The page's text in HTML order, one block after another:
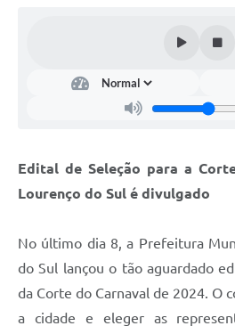
Edital de Seleção para a
Lourenço do Sul é divulgado
No último dia 8, a Prefeitura
do Sul lançou o tão aguardado
da Corte do Carnaval de 2024. O
a cidade e eleger as